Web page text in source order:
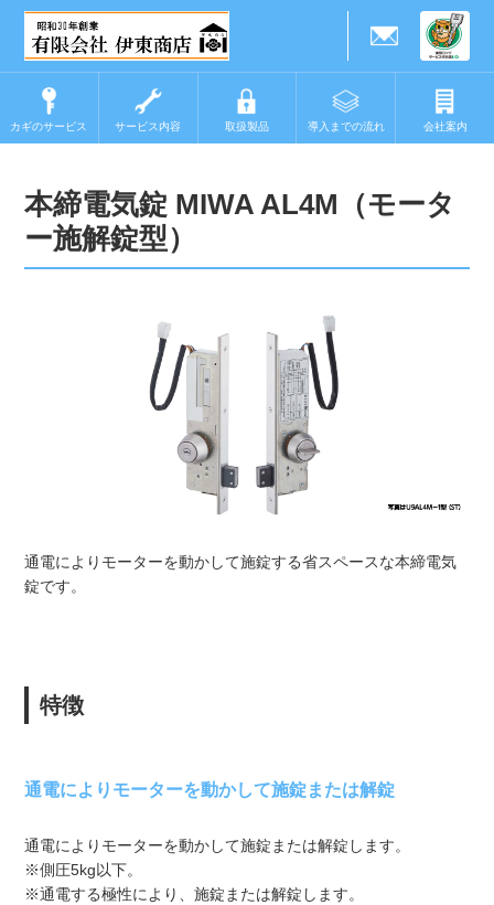
カギのサービス サービス内容 取扱製品 導入までの流れ 会社案内
本締電気錠 MIWA AL4M（モータ
ー施解錠型）
通電によりモーターを動かして施錠する省スペースな本締電気
錠です。
特徴
通電によりモーターを動かして施錠または解錠
通電によりモーターを動かして施錠または解錠します。
※側圧5kg以下。
※通電する極性により、施錠または解錠します。